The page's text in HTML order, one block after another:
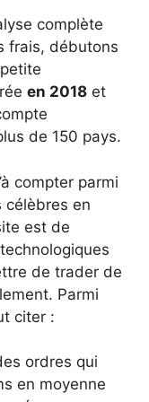
complète
frais, débutons
en 2018 et
de 150 pays.
compter parmi
célèbres en
est de
de trader de
Parmi
citer :
ordres qui
en moyenne